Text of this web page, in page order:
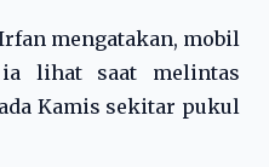
mengatakan, mobil
lihat saat melintas
Kamis sekitar pukul